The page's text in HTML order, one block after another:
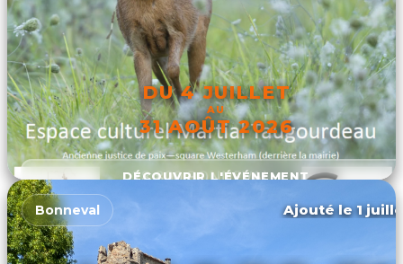
DU 4 JUILLET
AU
31 AOÛT 2026
DÉCOUVRIR L'ÉVÉNEMENT
Bonneval Ajouté le 1